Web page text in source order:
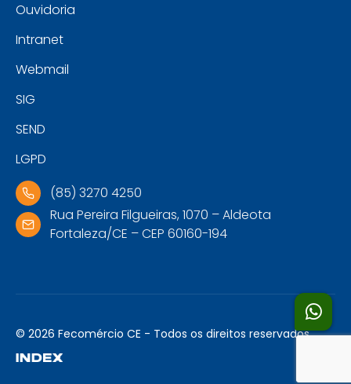
Ouvidoria
Intranet
Webmail
SIG
SEND
LGPD
(85) 3270 4250
Rua Pereira Filgueiras, 1070 – Aldeota
Fortaleza/CE – CEP 60160-194
© 2026 Fecomércio CE - Todos os direitos reservados.